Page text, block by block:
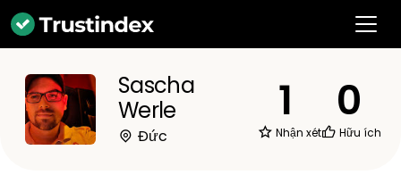
Sascha
Werle
Đức
1
Nhận xét
0
Hữu ích